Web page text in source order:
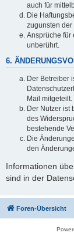
auch für
Die
zugunsten der
Ansprüche für
unberührt.
6.
Der Betreiber
Mail mitgeteilt.
Der Nutzer ist
des
bestehende
Die
den
Informationen
sind in der
Foren-Übersicht